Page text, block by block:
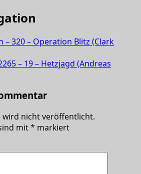
– 320 – Operation Blitz (Clark
– 19 – Hetzjagd (Andreas
wird nicht veröffentlicht.
mit* markiert